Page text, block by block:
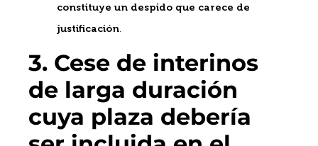
constituye un despido que carece de
justificación.
3. Cese de interinos
de larga duración
cuya plaza debería